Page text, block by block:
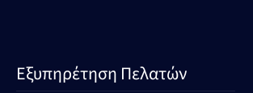
Εξυπηρέτηση Πελατών